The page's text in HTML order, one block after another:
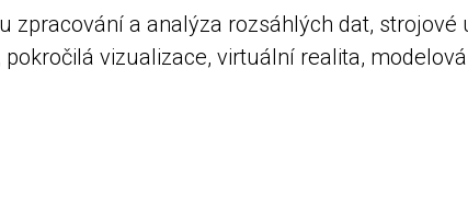
a analýza rozsáhlých dat,
vizualizace, virtuální realita,